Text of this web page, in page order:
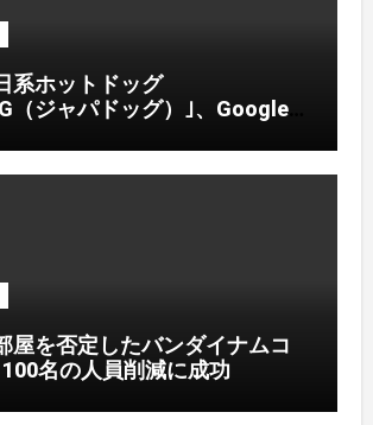
系ホットドッグ
（ジャパドッグ）｣、Google
費者を欺く悪質宣伝が発覚
屋を否定したバンダイナムコ
名の人員削減に成功